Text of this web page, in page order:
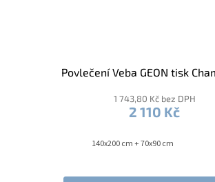
Povlečení Veba GEON tisk
1 743,80 Kč bez DPH
2 110 Kč
140x200 cm + 70x90 cm